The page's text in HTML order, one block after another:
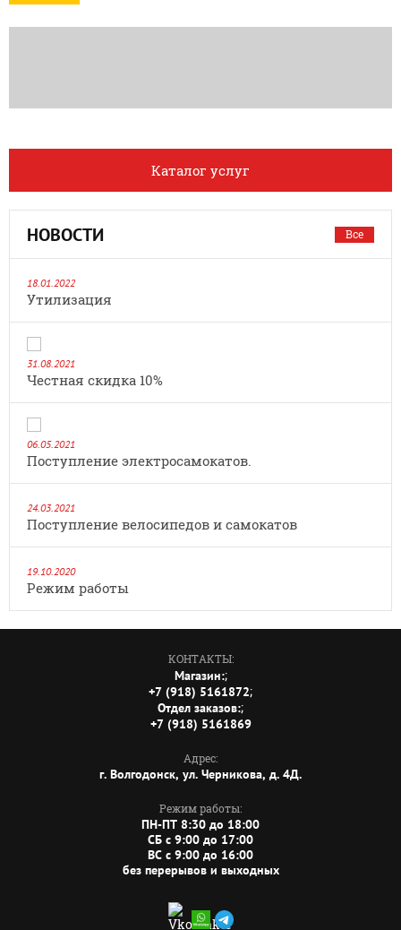
Каталог услуг
НОВОСТИ Все
18.01.2022
Утилизация
31.08.2021
Честная скидка 10%
06.05.2021
Поступление электросамокатов.
24.03.2021
Поступление велосипедов и самокатов
19.10.2020
Режим работы
КОНТАКТЫ:
Магазин:;
+7 (918) 5161872;
Отдел заказов:;
+7 (918) 5161869
Адрес:
г. Волгодонск, ул. Черникова, д. 4Д.
Режим работы:
ПН-ПТ 8:30 до 18:00
СБ c 9:00 до 17:00
ВС c 9:00 до 16:00
без перерывов и выходных